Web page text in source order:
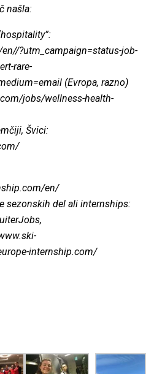
našla:
?utm_campaign=status-job-
rare-
(Evropa, razno)
jobs/wellness-health-
Švici:
en/
sezonskih del ali internships:
internship.com/